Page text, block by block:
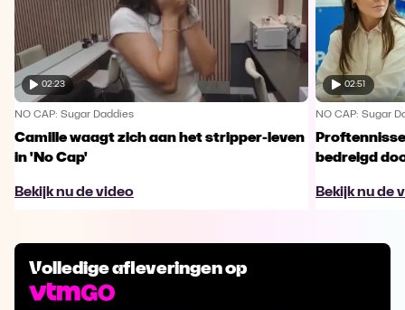
02:23
NO CAP: Sugar Daddies
Camille waagt zich aan het stripper-leven
in 'No Cap'
Bekijk nu de video
02:51
NO CAP: Sugar
bedreigd
Bekijk nu de
Volledige afleveringen op